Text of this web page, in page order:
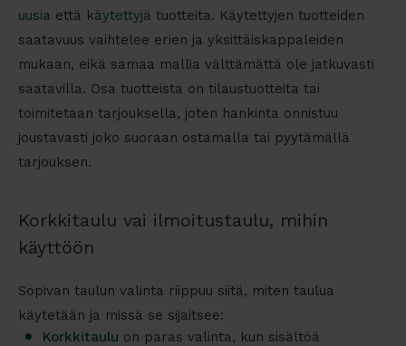
uusia että käytettyjä tuotteita. Käytettyjen tuotteiden
saatavuus vaihtelee erien ja yksittäiskappaleiden
mukaan, eikä samaa mallia välttämättä ole jatkuvasti
saatavilla. Osa tuotteista on tilaustuotteita tai
toimitetaan tarjouksella, joten hankinta onnistuu
joustavasti joko suoraan ostamalla tai pyytämällä
tarjouksen.
Korkkitaulu vai ilmoitustaulu, mihin
käyttöön
Sopivan taulun valinta riippuu siitä, miten taulua
käytetään ja missä se sijaitsee:
Korkkitaulu on paras valinta, kun sisältöä